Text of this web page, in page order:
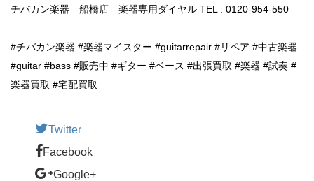
チバカン楽器 船橋店 楽器専用ダイヤル TEL : 0120-954-550
#チバカン楽器 #楽器マイスター #guitarrepair #リペア #中古楽器
#guitar #bass #販売中 #ギター #ベース #出張買取 #楽器 #試奏 #
楽器買取 #宅配買取
Twitter
Facebook
Google+